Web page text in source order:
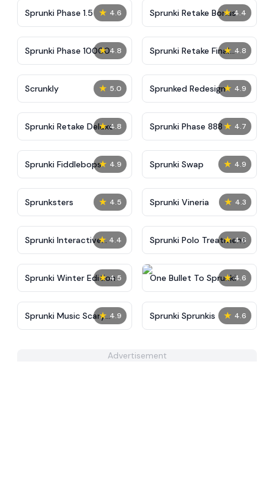
★ 4.6
Sprunki Phase 1.5 ★ 4.4
Sprunki Retake Bonus
★ 4.8
Sprunki Phase 10000 ★ 4.8
Sprunki Retake Final
Update
★ 5.0
Scrunkly ★ 4.9
Sprunked Redesign
★ 4.8
Sprunki Retake Deluxe ★ 4.7
Sprunki Phase 888
★ 4.9
Sprunki Fiddlebops ★ 4.9
Sprunki Swap
★ 4.5
Sprunksters ★ 4.3
Sprunki Vineria
★ 4.4
Sprunki Interactive
Tunner
★ 4.6
Sprunki Polo Treatment
★ 4.5
Sprunki Winter Edition ★ 4.6
One Bullet To Sprunki
★ 4.9
Sprunki Music Scary
Beat Box
★ 4.6
Sprunki Sprunkis
Advertisement